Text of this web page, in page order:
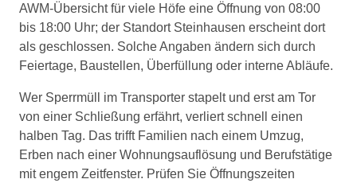
AWM-Übersicht für viele Höfe eine Öffnung von 08:00
bis 18:00 Uhr; der Standort Steinhausen erscheint dort
als geschlossen. Solche Angaben ändern sich durch
Feiertage, Baustellen, Überfüllung oder interne Abläufe.
Wer Sperrmüll im Transporter stapelt und erst am Tor
von einer Schließung erfährt, verliert schnell einen
halben Tag. Das trifft Familien nach einem Umzug,
Erben nach einer Wohnungsauflösung und Berufstätige
mit engem Zeitfenster. Prüfen Sie Öffnungszeiten